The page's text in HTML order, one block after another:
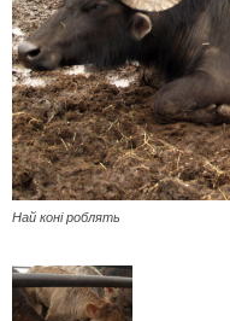
Най коні роблять